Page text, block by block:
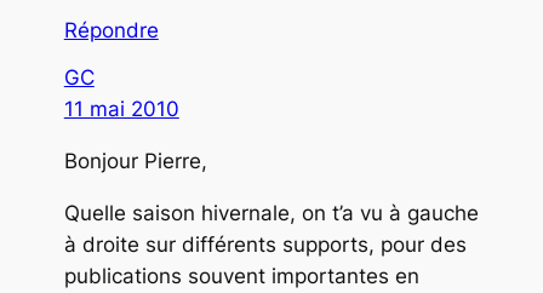
Répondre
GC
11 mai 2010
Bonjour Pierre,
Quelle saison hivernale, on t’a vu à gauche
à droite sur différents supports, pour des
publications souvent importantes en